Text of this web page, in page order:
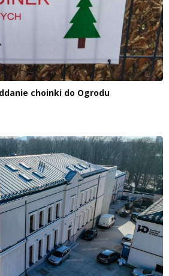
choinki do Ogrodu